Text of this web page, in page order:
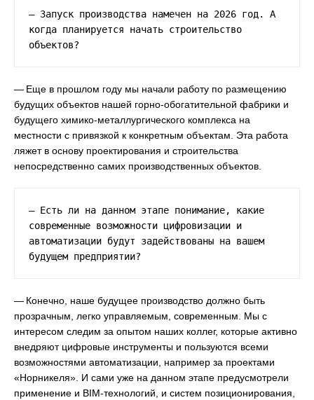
— Запуск производства намечен на 2026 год. А
когда планируется начать строительство
объектов?
— Еще в прошлом году мы начали работу по размещению
будущих объектов нашей горно-обогатительной фабрики и
будущего химико-металлургического комплекса на
местности с привязкой к конкретным объектам. Эта работа
ляжет в основу проектирования и строительства
непосредственно самих производственных объектов.
— Есть ли на данном этапе понимание, какие
современные возможности цифровизации и
автоматизации будут задействованы на вашем
будущем предприятии?
— Конечно, наше будущее производство должно быть
прозрачным, легко управляемым, современным. Мы с
интересом следим за опытом наших коллег, которые активно
внедряют цифровые инструменты и пользуются всеми
возможностями автоматизации, например за проектами
«Норникеля». И сами уже на данном этапе предусмотрели
применение и BIM-технологий, и систем позиционирования,